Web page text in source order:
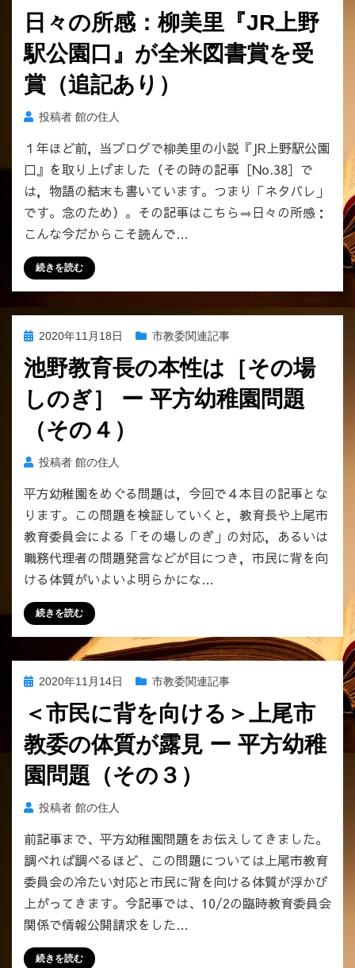
日:
日々の所感：柳美里『JR上野
駅公園口』が全米図書賞を受
賞（追記あり）
投稿者 館の住人
１年ほど前，当ブログで柳美里の小説『JR上野駅公園
口』を取り上げました（その時の記事［No.38］で
は，物語の結末も書いています。つまり「ネタバレ」
です。念のため）。その記事はこちら⇒日々の所感：
こんな今だからこそ読んで…
続きを読む
投
日:
2020年11月18日 市教委関連記事
池野教育長の本性は［その場
しのぎ］ ー 平方幼稚園問題
（その４）
投稿者 館の住人
平方幼稚園をめぐる問題は，今回で４本目の記事とな
ります。この問題を検証していくと，教育長や上尾市
教育委員会による「その場しのぎ」の対応，あるいは
職務代理者の問題発言などが目につき，市民に背を向
ける体質がいよいよ明らかにな…
続きを読む
投
日:
2020年11月14日 市教委関連記事
＜市民に背を向ける＞上尾市
教委の体質が露見 ー 平方幼稚
園問題（その３）
投稿者 館の住人
前記事まで、平方幼稚園問題をお伝えしてきました。
調べれば調べるほど、この問題については上尾市教育
委員会の冷たい対応と市民に背を向ける体質が浮かび
上がってきます。今記事では、10/2の臨時教育委員会
関係で情報公開請求をした…
続きを読む